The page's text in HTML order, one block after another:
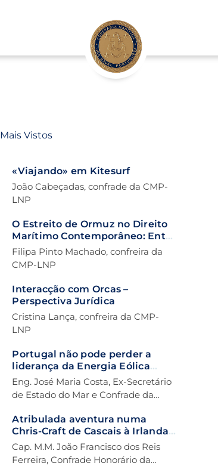
Mais Vistos
«Viajando» em Kitesurf
João Cabeçadas, confrade da CMP-
LNP
O Estreito de Ormuz no Direito
Marítimo Contemporâneo: Entre
a Normatividade e a Prática
Estatal
Filipa Pinto Machado, confreira da
CMP-LNP
Interacção com Orcas –
Perspectiva Jurídica
Cristina Lança, confreira da CMP-
LNP
Portugal não pode perder a
liderança da Energia Eólica
Offshore
Eng. José Maria Costa, Ex-Secretário
de Estado do Mar e Confrade da
Atribulada aventura numa
Chris-Craft de Cascais à Irlanda
ou a Lei de Murphy aplicada aos
Acontecimentos de Mar
Cap. M.M. João Francisco dos Reis
Ferreira, Confrade Honorário da